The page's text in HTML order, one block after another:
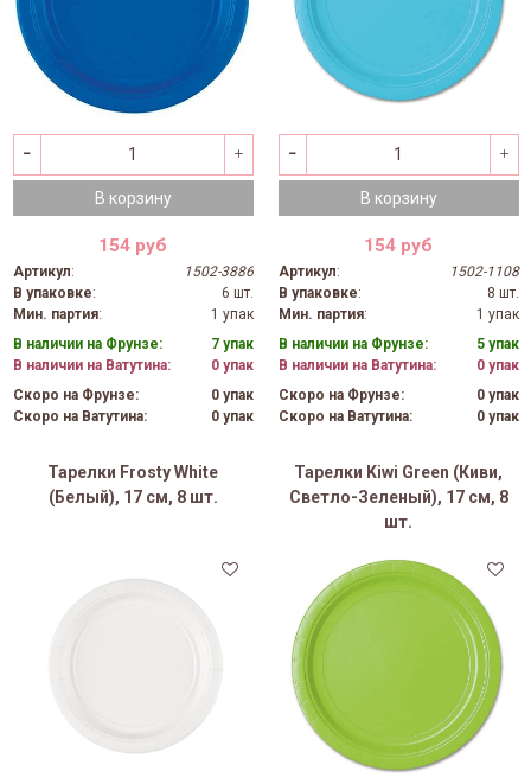
В корзину
154 руб
Артикул:
1502-3886
В упаковке:
6 шт.
Мин. партия:
1 упак
В наличии на Фрунзе:
7 упак
В наличии на Ватутина:
0 упак
Скоро на Фрунзе:
0 упак
Скоро на Ватутина:
0 упак
В корзину
154 руб
Артикул:
1502-1108
В упаковке:
8 шт.
Мин. партия:
1 упак
В наличии на Фрунзе:
5 упак
В наличии на Ватутина:
0 упак
Скоро на Фрунзе:
0 упак
Скоро на Ватутина:
0 упак
Тарелки Frosty White
(Белый), 17 см, 8 шт.
Тарелки Kiwi Green (Киви,
Светло-Зеленый), 17 см, 8
шт.